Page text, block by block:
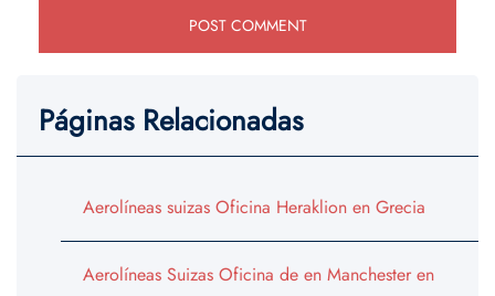
Páginas Relacionadas
Aerolíneas suizas Oficina Heraklion en Grecia
Aerolíneas Suizas Oficina de en Manchester en